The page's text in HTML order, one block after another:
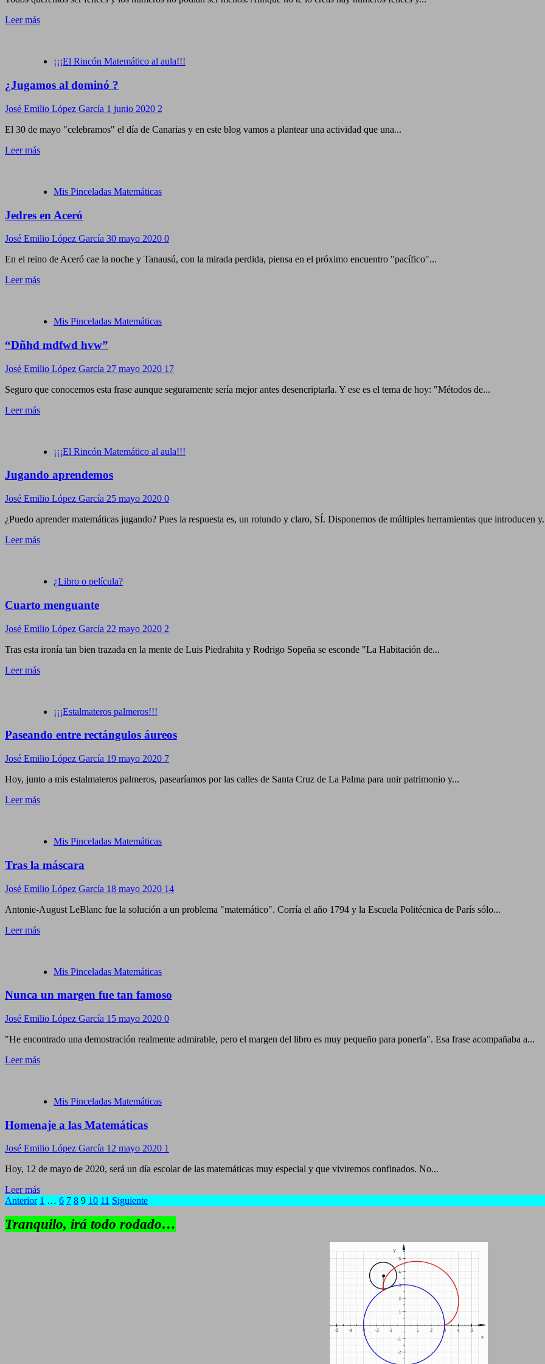
Leer más
¡¡¡El Rincón Matemático al aula!!!
¿Jugamos al dominó ?
José Emilio López García 1 junio 2020 2
El 30 de mayo "celebramos" el día de Canarias y en este blog vamos a plantear una actividad que una...
Leer más
Mis Pinceladas Matemáticas
Jedres en Aceró
José Emilio López García 30 mayo 2020 0
En el reino de Aceró cae la noche y Tanausú, con la mirada perdida, piensa en el próximo encuentro "pacífico"...
Leer más
Mis Pinceladas Matemáticas
“Dñhd mdfwd hvw”
José Emilio López García 27 mayo 2020 17
Seguro que conocemos esta frase aunque seguramente sería mejor antes desencriptarla. Y ese es el tema de hoy: "Métodos de...
Leer más
¡¡¡El Rincón Matemático al aula!!!
Jugando aprendemos
José Emilio López García 25 mayo 2020 0
¿Puedo aprender matemáticas jugando? Pues la respuesta es, un rotundo y claro, SÍ. Disponemos de múltiples herramientas que introducen
Leer más
¿Libro o película?
Cuarto menguante
José Emilio López García 22 mayo 2020 2
Tras esta ironía tan bien trazada en la mente de Luis Piedrahita y Rodrigo Sopeña se esconde "La Habitación de...
Leer más
¡¡¡Estalmateros palmeros!!!
Paseando entre rectángulos áureos
José Emilio López García 19 mayo 2020 7
Hoy, junto a mis estalmateros palmeros, pasearíamos por las calles de Santa Cruz de La Palma para unir patrimonio y...
Leer más
Mis Pinceladas Matemáticas
Tras la máscara
José Emilio López García 18 mayo 2020 14
Antonie-August LeBlanc fue la solución a un problema "matemático". Corría el año 1794 y la Escuela Politécnica de París sólo...
Leer más
Mis Pinceladas Matemáticas
Nunca un margen fue tan famoso
José Emilio López García 15 mayo 2020 0
"He encontrado una demostración realmente admirable, pero el margen del libro es muy pequeño para ponerla". Esa frase acompañaba a...
Leer más
Mis Pinceladas Matemáticas
Homenaje a las Matemáticas
José Emilio López García 12 mayo 2020 1
Hoy, 12 de mayo de 2020, será un día escolar de las matemáticas muy especial y que viviremos confinados. No...
Leer más
Navegación
de
entradas
Anterior 1 … 6 7 8 9 10 11 Siguiente
Tranquilo, irá todo rodado…